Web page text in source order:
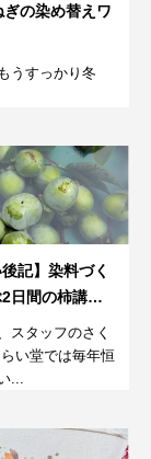
ぎの染め替えワ
うすっかり冬
後記】染料づく
日間の柿講
めワークショッ
スタッフのさく
い堂では毎年恒
...